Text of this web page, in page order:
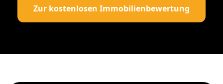
Zur kostenlosen Immobilienbewertung